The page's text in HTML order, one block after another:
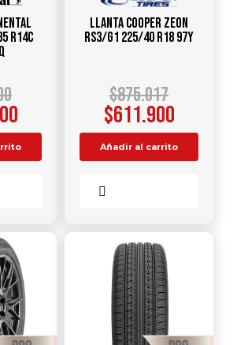
R14C
Llanta COOPER ZEON
RS3/G1 225/40 R18 97Y
$875.017
$611.900
Añadir al carrito